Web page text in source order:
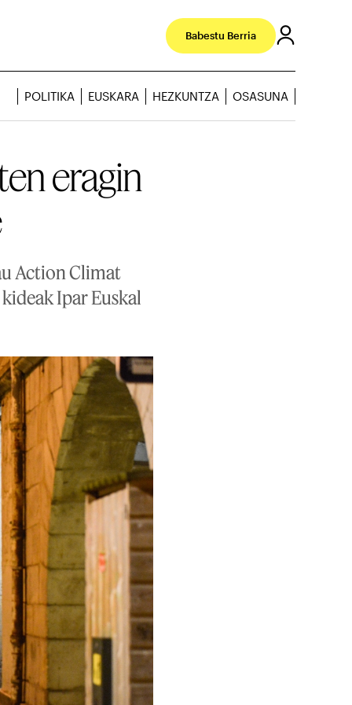
Babestu Berria
POLITIKA EUSKARA HEZKUNTZA OSASUNA
eragin
Action Climat
Ipar Euskal